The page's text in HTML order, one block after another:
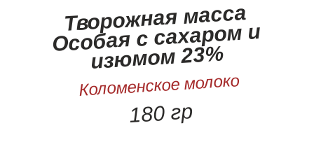
Творожная масса
Особая с сахаром и
изюмом 23%
Коломенское молоко
180 гр